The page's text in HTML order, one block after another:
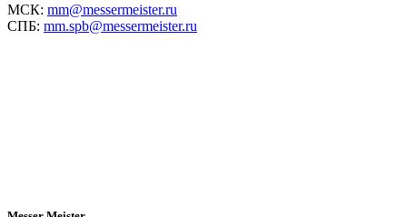
МСК: mm@messermeister.ru
СПБ: mm.spb@messermeister.ru